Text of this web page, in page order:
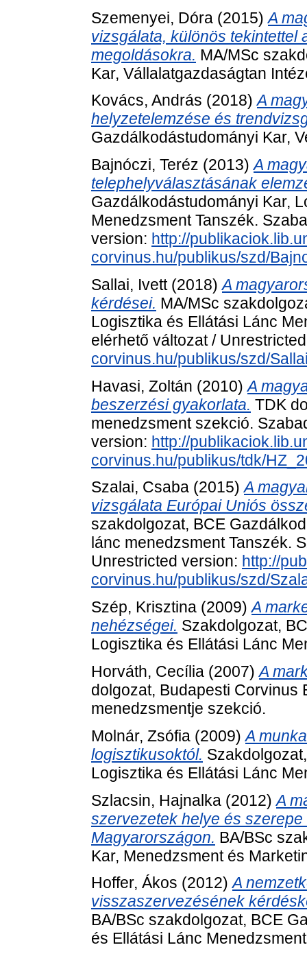
Szemenyei, Dóra (2015)A
vizsgálata, különös tekintettel
megoldásokra. MA/MSc
Kar, Vállalatgazdaságtan
Kovács, András (2018)A
helyzetelemzése és
Gazdálkodástudományi Kar,
Bajnóczi, Teréz (2013)A
telephelyválasztásának
Gazdálkodástudományi Kar,
Menedzsment Tanszék.
version: http://
corvinus.hu/publikus/szd/
Sallai, Ivett(2018)A
kérdései. MA/MSc
Logisztika és Ellátási Lánc
elérhető változat /
corvinus.hu/publikus/szd/
Havasi, Zoltán (2010)A
beszerzési gyakorlata. TDK
menedzsment szekció.
version: http://
corvinus.hu/publikus/tdk/
Szalai, Csaba (2015)A
vizsgálata Európai Uniós
szakdolgozat, BCE
lánc menedzsment Tanszék.
Unrestricted version: http://
corvinus.hu/publikus/szd/
Szép, Krisztina (2009)A
nehézségei. Szakdolgozat,
Logisztika és Ellátási Lánc
Horváth, Cecília (2007)A
dolgozat, Budapesti Corvinus
menedzsmentje szekció.
Molnár, Zsófia (2009)A
logisztikusoktól.
Logisztika és Ellátási Lánc
Szlacsin, Hajnalka (2012)A
szervezetek helye és
Magyarországon. BA/BSc
Kar, Menedzsment és
Hoffer, Ákos (2012)A
visszaszervezésének
BA/BSc szakdolgozat, BCE
és Ellátási Lánc